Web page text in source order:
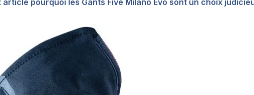
pourquoi les Gants Five Milano Evo sont un choix